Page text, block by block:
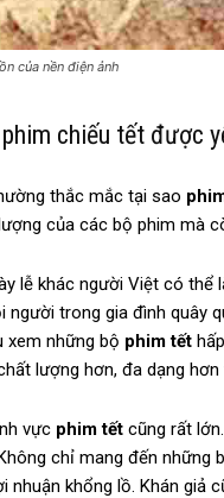
của nền điện ảnh
chiếu tết được
thắc mắc tại sao
của các bộ phim mà
lễ khác người Việt có thể
người trong gia đình quây
xem những bộ phim tết
lượng hơn, đa dạng
vực phim tết cũng rất
chỉ mang đến
nhuận khổng lồ. Khán